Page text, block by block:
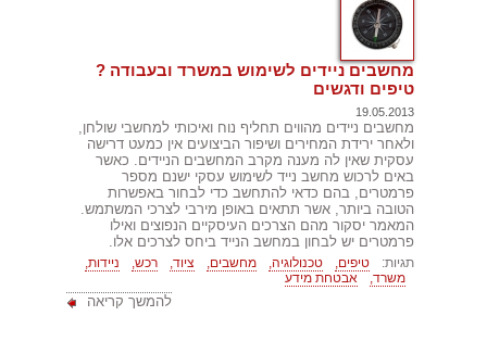
מחשבים ניידים לשימוש במשרד ובעבודה ?
טיפים ודגשים
19.05.2013
מחשבים ניידים מהווים תחליף נוח ואיכותי למחשבי שולחן,
ולאחר ירידת המחירים ושיפור הביצועים אין כמעט דרישה
עסקית שאין לה מענה מקרב המחשבים הניידים. כאשר
באים לרכוש מחשב נייד לשימוש עסקי ישנם מספר
פרמטרים, בהם כדאי להתחשב כדי לבחור באפשרות
הטובה ביותר, אשר תתאים באופן מירבי לצרכי המשתמש.
המאמר יסקור מהם הצרכים העיסקיים הנפוצים ואילו
פרמטרים יש לבחון במחשב הנייד ביחס לצרכים אלו.
תגיות: טיפים, טכנולוגיה, מחשבים, ציוד, רכש,
ניידות,
משרד,
אבטחת מידע
להמשך קריאה